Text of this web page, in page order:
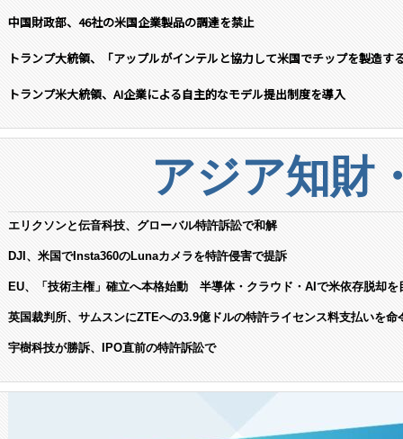
中国財政部、46社の米国企業製品の調達を禁止
トランプ大統領、「アップルがインテルと協力して米国でチップを製造す
トランプ米大統領、AI企業による自主的なモデル提出制度を導入
アジア知財
エリクソンと伝音科技、グローバル特許訴訟で和解
DJI、米国でInsta360のLunaカメラを特許侵害で提訴
EU、「技術主権」確立へ本格始動 半導体・クラウド・AIで米依存脱却を
英国裁判所、サムスンにZTEへの3.9億ドルの特許ライセンス料支払いを命
宇樹科技が勝訴、IPO直前の特許訴訟で